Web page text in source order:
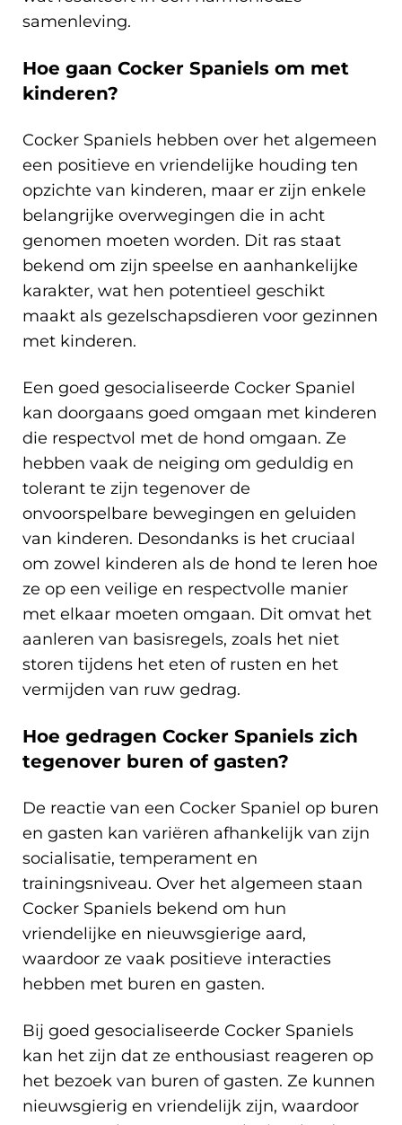
samenleving.
Hoe gaan Cocker Spaniels om met
kinderen?
Cocker Spaniels hebben over het algemeen
een positieve en vriendelijke houding ten
opzichte van kinderen, maar er zijn enkele
belangrijke overwegingen die in acht
genomen moeten worden. Dit ras staat
bekend om zijn speelse en aanhankelijke
karakter, wat hen potentieel geschikt
maakt als gezelschapsdieren voor gezinnen
met kinderen.
Een goed gesocialiseerde Cocker Spaniel
kan doorgaans goed omgaan met kinderen
die respectvol met de hond omgaan. Ze
hebben vaak de neiging om geduldig en
tolerant te zijn tegenover de
onvoorspelbare bewegingen en geluiden
van kinderen. Desondanks is het cruciaal
om zowel kinderen als de hond te leren hoe
ze op een veilige en respectvolle manier
met elkaar moeten omgaan. Dit omvat het
aanleren van basisregels, zoals het niet
storen tijdens het eten of rusten en het
vermijden van ruw gedrag.
Hoe gedragen Cocker Spaniels zich
tegenover buren of gasten?
De reactie van een Cocker Spaniel op buren
en gasten kan variëren afhankelijk van zijn
socialisatie, temperament en
trainingsniveau. Over het algemeen staan
Cocker Spaniels bekend om hun
vriendelijke en nieuwsgierige aard,
waardoor ze vaak positieve interacties
hebben met buren en gasten.
Bij goed gesocialiseerde Cocker Spaniels
kan het zijn dat ze enthousiast reageren op
het bezoek van buren of gasten. Ze kunnen
nieuwsgierig en vriendelijk zijn, waardoor